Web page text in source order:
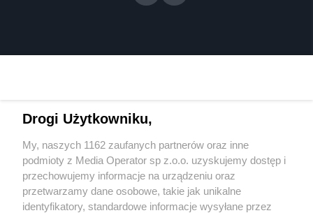
Wydawca mediów lokalnych
Drogi Użytkowniku,
My, naszych 1162 zaufanych partnerów oraz inne
podmioty z Media Operator sp z.o.o. uzyskujemy dostęp i
przechowujemy informacje na urządzeniu oraz
przetwarzamy dane osobowe, takie jak unikalne
identyfikatory, standardowe informacje wysyłane przez